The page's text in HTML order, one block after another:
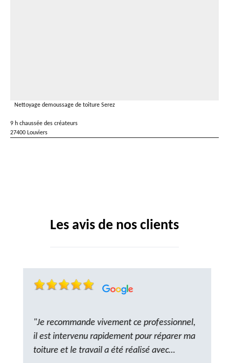
Nettoyage demoussage de toiture Serez
9 h chaussée des créateurs
27400 Louviers
Les avis de nos clients
"Je recommande vivement ce professionnel,
il est intervenu rapidement pour réparer ma
toiture et le travail a été réalisé avec